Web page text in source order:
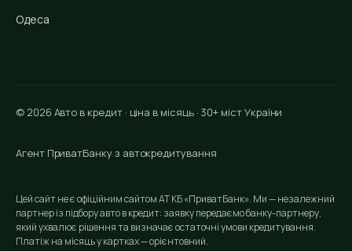
Одеса
© 2026 Авто в кредит · ціна в місяць · 30+ міст України
Агент ПриватБанку з автокредитування
Цей сайт не є офіційним сайтом АТ КБ «ПриватБанк». Ми — незалежний
партнер із підбору авто в кредит: заявку передаємо банку-партнеру,
який ухвалює рішення та визначає остаточні умови кредитування.
Платіж на місяць у картках — орієнтовний.